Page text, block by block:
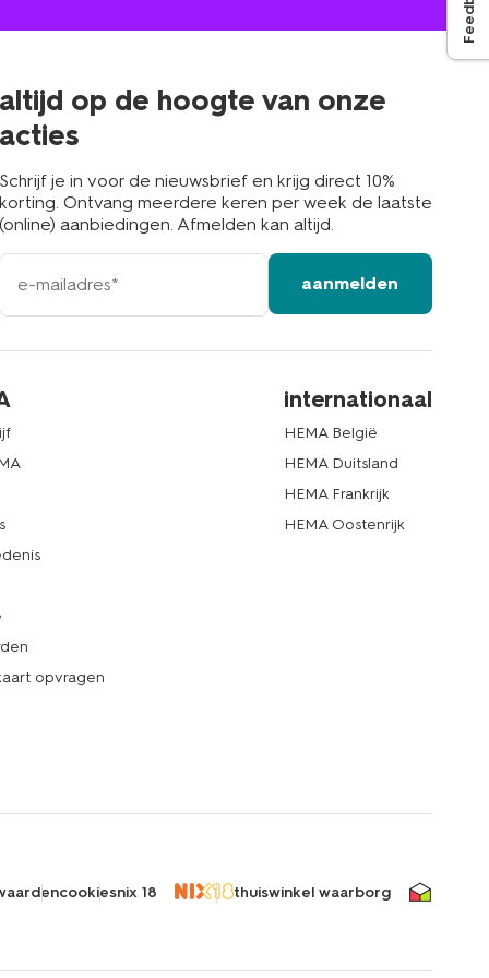
altijd op de hoogte van onze
acties
Schrijf je in voor de nieuwsbrief en krijg direct 10%
korting. Ontvang meerdere keren per week de laatste
(online) aanbiedingen. Afmelden kan altijd.
e-
mailadres
aanmelden
opvragen
internationaal
HEMA België
HEMA Duitsland
HEMA Frankrijk
HEMA Oostenrijk
cookiesnix 18 thuiswinkel waarborg